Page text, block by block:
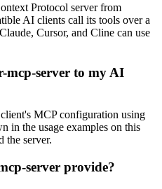
Protocol server from
AI clients call its tools over a
Cursor, and Cline can use
mcp-server to my AI
MCP configuration using
in the usage examples on this
the server.
server provide?